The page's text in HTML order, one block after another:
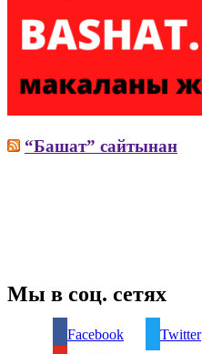
“Башат” сайтынан
Мы в соц. сетях
Facebook Twitter